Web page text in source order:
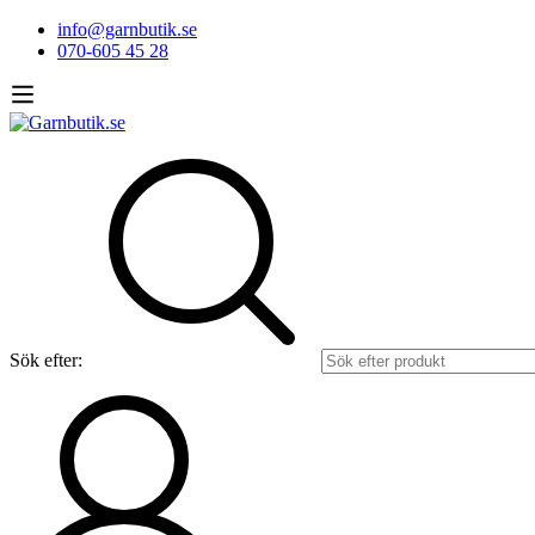
info@garnbutik.se
070-605 45 28
Sök efter: